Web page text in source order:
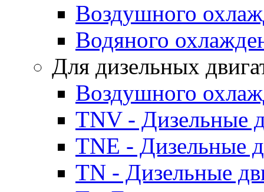
Воздушного
Водяного
Для дизельных
Воздушного
TNV - Дизельные
TNE - Дизельные
TN - Дизельные